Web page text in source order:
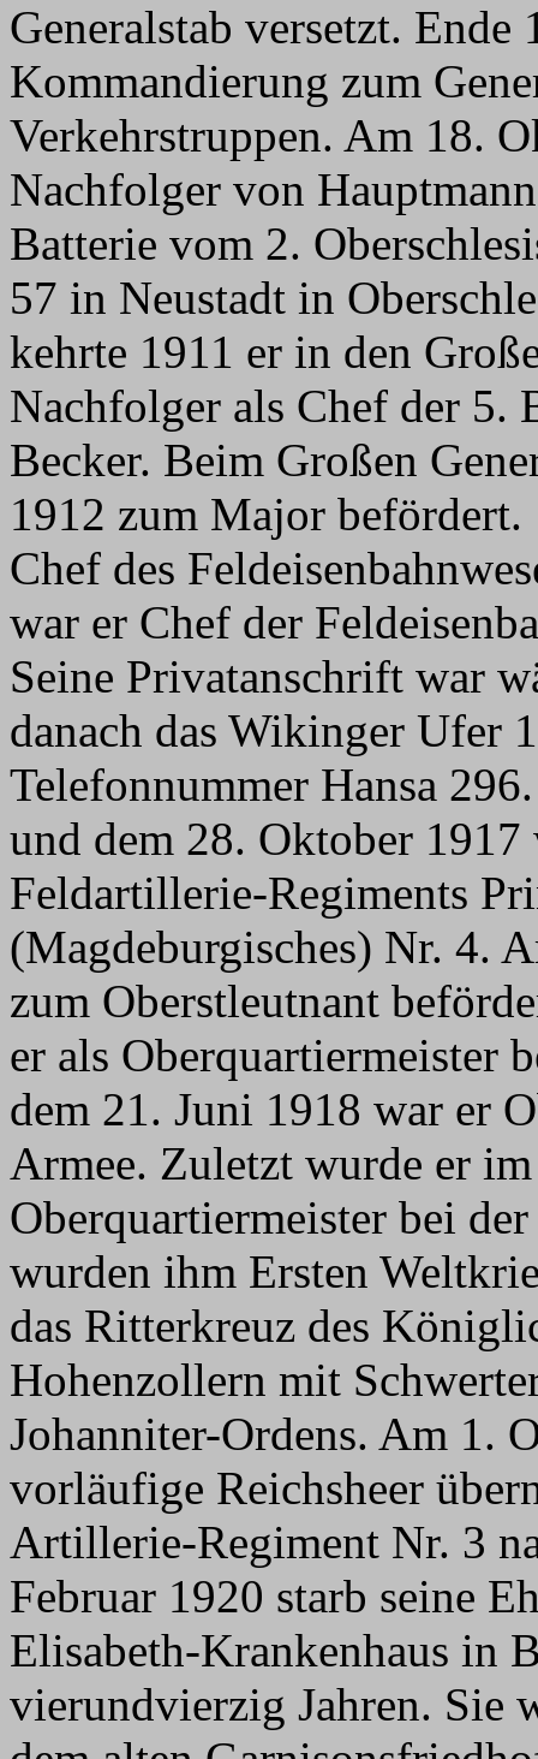
Generalstab versetzt. Ende
Kommandierung zum
Verkehrstruppen. Am 18.
Nachfolger von
Batterie vom 2.
57 in Neustadt in
kehrte 1911 er in den
Nachfolger als Chef der 5.
Becker. Beim Großen
1912 zum Major
Chef des
war er Chef der
Seine Privatanschrift war
danach das Wikinger Ufer
Telefonnummer Hansa
und dem 28. Oktober 1917
Feldartillerie-Regiments
(Magdeburgisches) Nr. 4.
zum Oberstleutnant
er als Oberquartiermeister
dem 21. Juni 1918 war er
Armee. Zuletzt wurde er
Oberquartiermeister bei
wurden ihm Ersten
das Ritterkreuz des
Hohenzollern mit
Johanniter-Ordens. Am 1.
vorläufige Reichsheer
Artillerie-Regiment Nr. 3
Februar 1920 starb seine
Elisabeth-Krankenhaus in
vierundvierzig Jahren. Sie